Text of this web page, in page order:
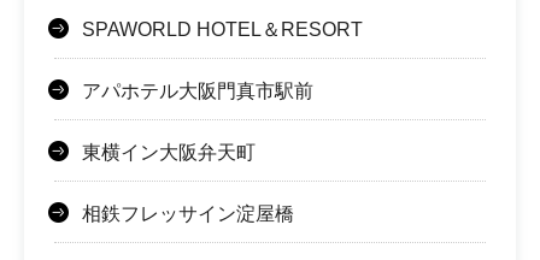
SPAWORLD HOTEL＆RESORT
アパホテル大阪門真市駅前
東横イン大阪弁天町
相鉄フレッサイン淀屋橋